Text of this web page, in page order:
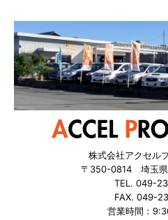
株式会社アクセル
〒350-0814 埼玉県
TEL. 049-
FAX. 049-
営業時間：